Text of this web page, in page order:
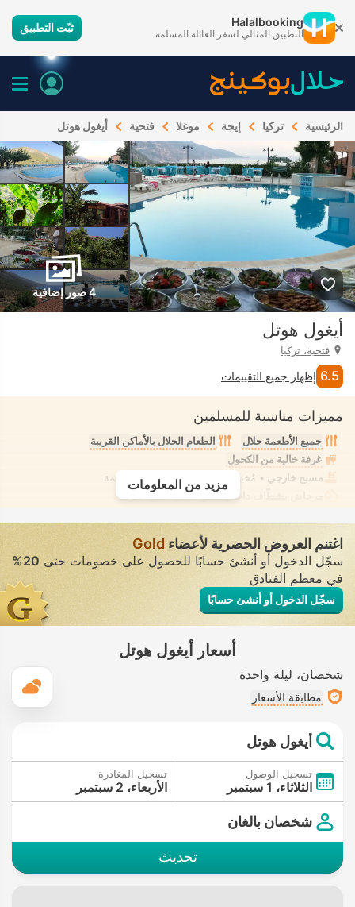
Halalbooking
التطبيق المثالي لسفر العائلة المسلمة ثبّت التطبيق
الرئيسية تركيا إيجة موغلا فتحية أيغول هوتل
4 صور إضافية
أيغول هوتل
فتحية، تركيا
6.5 إظهار جميع التقييمات
مميزات مناسبة للمسلمين
جميع الأطعمة حلال
الطعام الحلال بالأماكن القريبة
غرفة خالية من الكحول
مسبح خارجي • مُختلط • ملابس السباحة المحتشمة
مرحاض بشطّاف داخلي مدمج
• في جميع الغرف
مزيد من المعلومات
اغتنم العروض الحصرية لأعضاء Gold
سجّل الدخول أو أنشئ حسابًا للحصول على خصومات حتى20%
في معظم الفنادق
سجّل الدخول أو أنشئ حسابًا
أسعار أيغول هوتل
شخصان ليلة واحدة
مطابقة الأسعار
أيغول هوتل
تسجيل الوصول
الثلاثاء، 1 سبتمبر
تسجيل المغادرة
الأربعاء، 2 سبتمبر
شخصان بالغان
تحديث